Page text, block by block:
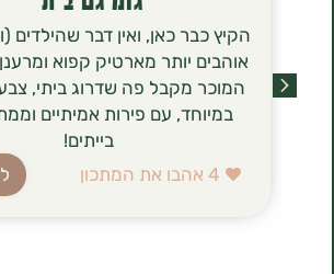
הקיץ כבר כאן, ואין דבר שהילדים (וגם אנחנו)
אוהבים יותר מארטיק קפוא ומרענן. הגומיגם
המוכר מקבל פה שדרוג ביתי, צבעוני וטעים
במיוחד, עם פירות אמיתיים וממתקי גומי
אהבו את המתכון למתכון >